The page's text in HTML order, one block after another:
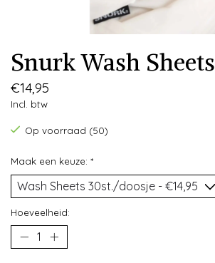
Snurk Wash Sheets
€14,95
Incl. btw
Op voorraad (50)
Maak een keuze: *
Hoeveelheid: